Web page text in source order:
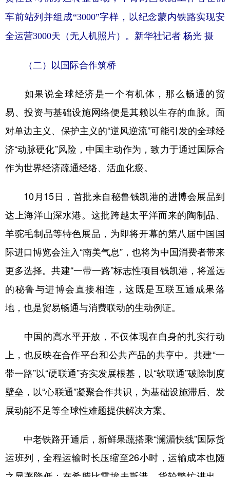
车前站列并组成“3000”字样，以纪念蒙内铁路实现安
全运营3000天（无人机照片）。新华社记者 杨光 摄
（二）以国际合作筑桥
如果说全球经济是一个有机体，那么畅通的贸
易、投资与基础设施网络便是其赖以生存的血脉。面
对单边主义、保护主义的“逆风逆流”可能引发的全球经
济“动脉硬化”风险，中国主动作为，致力于通过国际合
作为世界经济疏通经络、活血化瘀。
10月15日，首批来自秘鲁钱凯港的进博会展品到
达上海洋山深水港。这批跨越太平洋而来的陶制品、
羊驼毛制品等特色展品，为即将开幕的第八届中国国
际进口博览会注入“南美气息”，也将为中国消费者带来
更多选择。共建“一带一路”标志性项目钱凯港，将遥远
的秘鲁与进博会直接相连，这既是互联互通成果落
地，也是贸易畅通与消费联动的生动例证。
中国的高水平开放，不仅体现在自身的扎实行动
上，也反映在合作平台和公共产品的共享中。共建“一
带一路”以“硬联通”夯实发展根基，以“软联通”破除制度
壁垒，以“心联通”凝聚合作共识，为基础设施滞后、发
展动能不足等全球性难题提供解决方案。
中老铁路开通后，新鲜果蔬搭乘“澜湄快线”国际货
运班列，全程运输时长压缩至26小时，运输成本也随